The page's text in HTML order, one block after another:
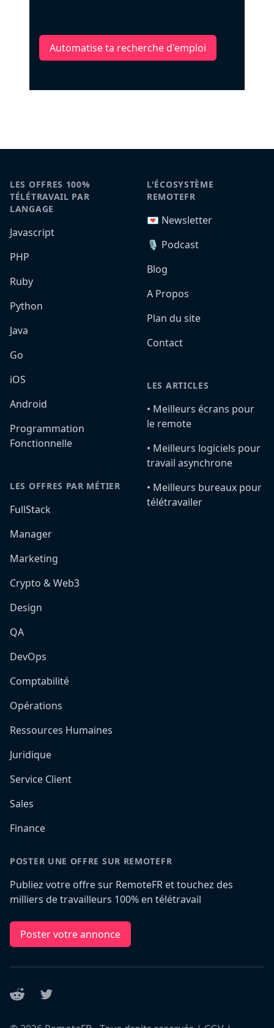
Automatise ta recherche d'emploi
LES OFFRES 100%
TÉLÉTRAVAIL PAR
LANGAGE
Javascript
PHP
Ruby
Python
Java
Go
iOS
Android
Programmation
Fonctionnelle
LES OFFRES PAR MÉTIER
FullStack
Manager
Marketing
Crypto & Web3
Design
QA
DevOps
Comptabilité
Opérations
Ressources Humaines
Juridique
Service Client
Sales
Finance
L'ÉCOSYSTÈME
REMOTEFR
💌 Newsletter
🎙️ Podcast
Blog
A Propos
Plan du site
Contact
LES ARTICLES
•️ Meilleurs écrans pour
le remote
•️ Meilleurs logiciels pour
travail asynchrone
•️ Meilleurs bureaux pour
télétravailer
POSTER UNE OFFRE SUR REMOTEFR
Publiez votre offre sur RemoteFR et touchez des
milliers de travailleurs 100% en télétravail
Poster votre annonce
Reddit Twitter